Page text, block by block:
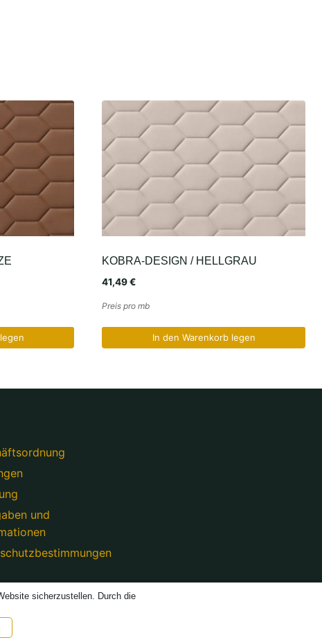
KOBRA-DESIGN / HELLGRAU
41,49€
Preis pro mb
In den Warenkorb legen
und
sicherzustellen. Durch die